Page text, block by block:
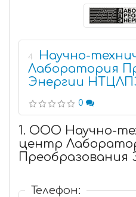
4
Научно-
Лаборатория
Энергии
0
1. ООО Научно-
центр
Преобразования
Телефон: